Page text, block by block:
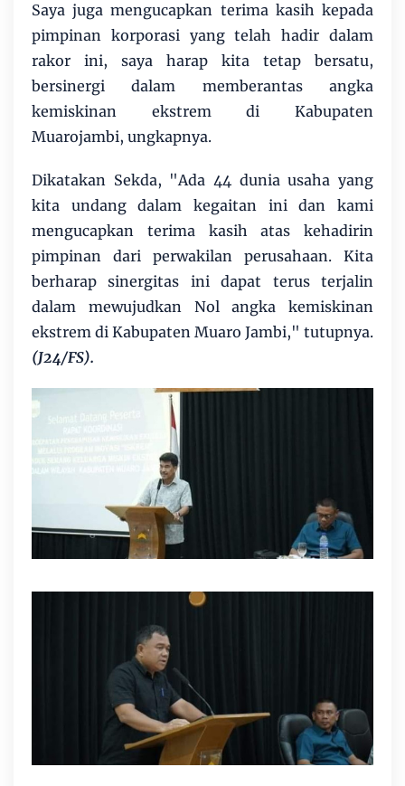
Saya juga mengucapkan terima kasih kepada
pimpinan korporasi yang telah hadir dalam
rakor ini, saya harap kita tetap bersatu,
bersinergi dalam memberantas angka
kemiskinan ekstrem di Kabupaten
Muarojambi, ungkapnya.
Dikatakan Sekda, "Ada 44 dunia usaha yang
kita undang dalam kegaitan ini dan kami
mengucapkan terima kasih atas kehadirin
pimpinan dari perwakilan perusahaan. Kita
berharap sinergitas ini dapat terus terjalin
dalam mewujudkan Nol angka kemiskinan
ekstrem di Kabupaten Muaro Jambi," tutupnya.
(J24/FS).